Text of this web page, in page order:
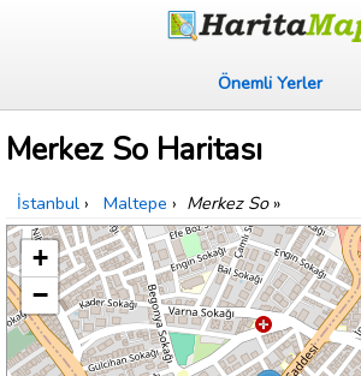
Önemli Yerler
Merkez So Haritası
İstanbul › Maltepe › Merkez So»
+
−